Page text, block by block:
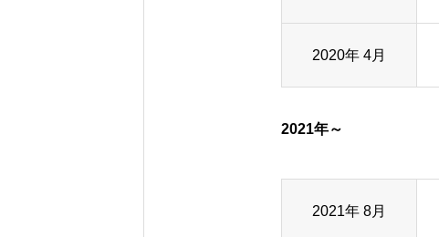
2020年 4月
2021年～
2021年 8月